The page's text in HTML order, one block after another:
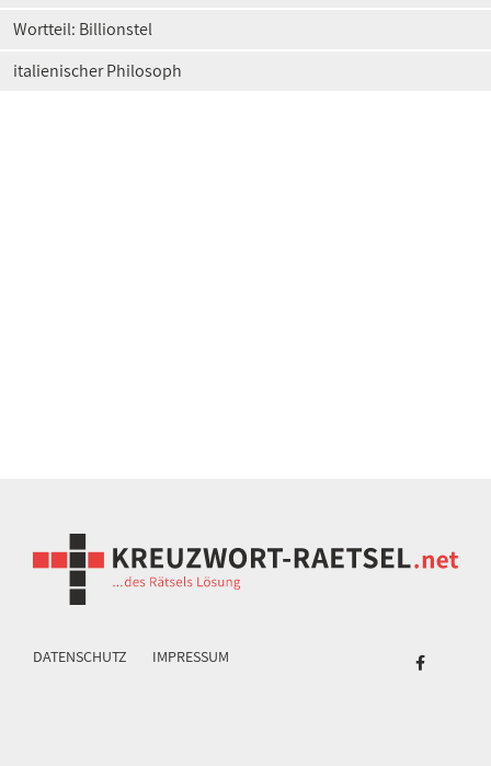
Wortteil: Billionstel
italienischer Philosoph
DATENSCHUTZ IMPRESSUM